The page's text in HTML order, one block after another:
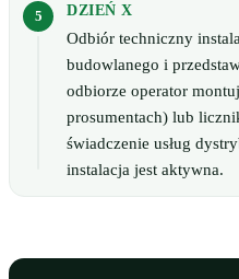
DZIEŃ X
Odbiór techniczny
budowlanego i
odbiorze operator
prosumentach) lub
świadczenie usług
instalacja jest aktywna.